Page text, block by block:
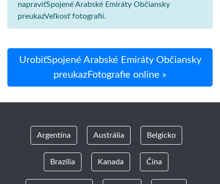
napraviťSpojené Arabské Emiráty Občiansky
preukazVeľkosť fotografií.
UrobiťSpojené Arabské Emiráty Občiansky
preukazFotografie online »
Argentína Austrália Belgicko
Brazília Kanada Čína